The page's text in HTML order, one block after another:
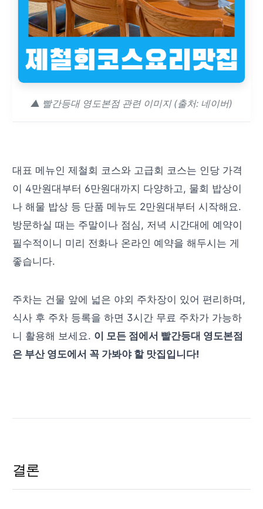
▲ 빨간등대 영도본점 관련 이미지 (출처: 네이버)
대표 메뉴인 제철회 코스와 고급회 코스는 인당 가격
이 4만원대부터 6만원대까지 다양하고, 물회 밥상이
나 해물 밥상 등 단품 메뉴도 2만원대부터 시작해요.
방문하실 때는 주말이나 점심, 저녁 시간대에 예약이
필수적이니 미리 전화나 온라인 예약을 해두시는 게
좋습니다.
주차는 건물 앞에 넓은 야외 주차장이 있어 편리하며,
식사 후 주차 등록을 하면 3시간 무료 주차가 가능하
니 활용해 보세요. 이 모든 점에서 빨간등대 영도본점
은 부산 영도에서 꼭 가봐야 할 맛집입니다!
결론